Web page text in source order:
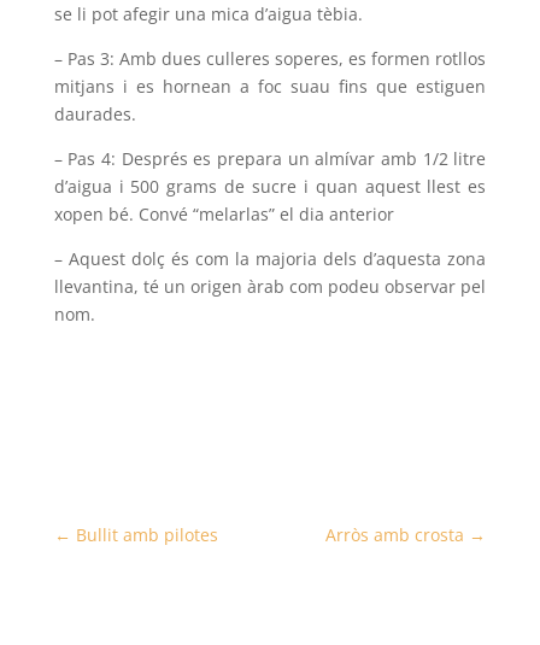
se li pot afegir una mica d’aigua tèbia.
– Pas 3: Amb dues culleres soperes, es formen rotllos
mitjans i es hornean a foc suau fins que estiguen
daurades.
– Pas 4: Després es prepara un almívar amb 1/2 litre
d’aigua i 500 grams de sucre i quan aquest llest es
xopen bé. Convé “melarlas” el dia anterior
– Aquest dolç és com la majoria dels d’aquesta zona
llevantina, té un origen àrab com podeu observar pel
nom.
← Bullit amb pilotes Arròs amb crosta →